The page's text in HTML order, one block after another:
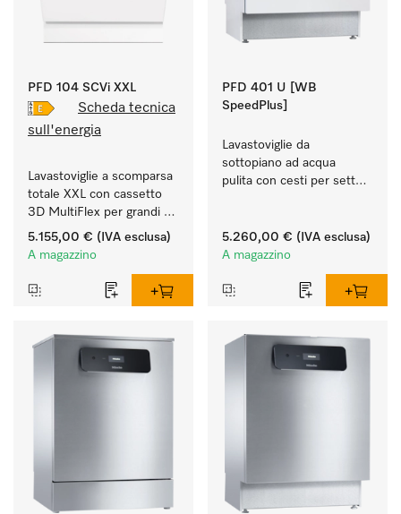
PFD 104 SCVi XXL
Scheda tecnica
sull'energia
Lavastoviglie a scomparsa
totale XXL con cassetto
3D MultiFlex per grandi
quantità di stoviglie in
case e cucine di studi,
5.155,00 € (IVA esclusa)
A magazzino
PFD 401 U [WB
SpeedPlus]
Lavastoviglie da
sottopiano ad acqua
pulita con cesti per settori
catering.
5.260,00 € (IVA esclusa)
A magazzino